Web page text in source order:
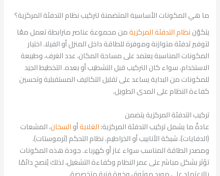
ما هي المكونات الأساسية المتضمنة لتركيب نظام التدفئة المركزية؟
يتكوّننظام التدفئة المركزيةمن مجموعة عناصر مترابطة تعمل معًا
لتوفير تدفئة متوازنة وموفرة للطاقة داخل المنزل أو الفيلا. اختيار
المكونات المناسبة يعتمد على مساحة المكان، عدد الغرف، وطبيعة
الاستخدام، سواء كان التركيب قبل التشطيب أو بعده. التخطيط الجيد
للمكونات من البداية يساعد على تقليل التكاليف المستقبلية وتحسين
كفاءة النظام على المدى الطويل.
تركيب التدفئة المركزية يتضمن
عادةً ما يشمل تركيب التدفئة المركزية:الغلايةأوالسخان، المشعات
(الدفايات)، شبكة الأنابيب أو الخراطيم، نظام التحكم (ثرموستات)،
ومصدر الطاقة المناسب سواء غاز أو كهرباء. جودة هذه المكونات
تؤثر بشكل مباشر على عمر النظام وكفاءة التشغيل، لذلك يُنصح دائمًا